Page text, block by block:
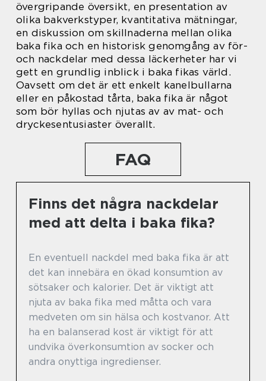
övergripande översikt, en presentation av
olika bakverkstyper, kvantitativa mätningar,
en diskussion om skillnaderna mellan olika
baka fika och en historisk genomgång av för-
och nackdelar med dessa läckerheter har vi
gett en grundlig inblick i baka fikas värld.
Oavsett om det är ett enkelt kanelbullarna
eller en påkostad tårta, baka fika är något
som bör hyllas och njutas av av mat- och
dryckesentusiaster överallt.
FAQ
Finns det några nackdelar
med att delta i baka fika?
En eventuell nackdel med baka fika är att
det kan innebära en ökad konsumtion av
sötsaker och kalorier. Det är viktigt att
njuta av baka fika med måtta och vara
medveten om sin hälsa och kostvanor. Att
ha en balanserad kost är viktigt för att
undvika överkonsumtion av socker och
andra onyttiga ingredienser.